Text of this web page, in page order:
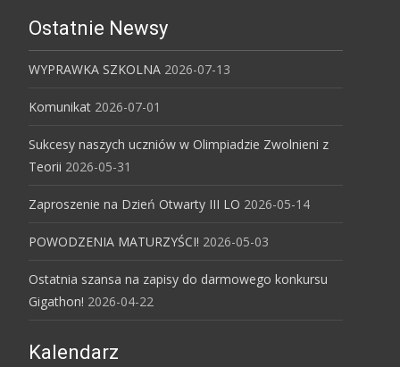
Ostatnie Newsy
WYPRAWKA SZKOLNA 2026-07-13
Komunikat 2026-07-01
Sukcesy naszych uczniów w Olimpiadzie Zwolnieni z
Teorii 2026-05-31
Zaproszenie na Dzień Otwarty III LO 2026-05-14
POWODZENIA MATURZYŚCI! 2026-05-03
Ostatnia szansa na zapisy do darmowego konkursu
Gigathon! 2026-04-22
Kalendarz